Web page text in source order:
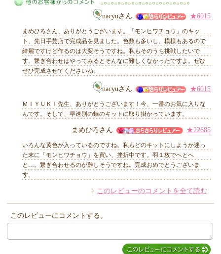
MIYUKI先生からのコメント
他のお客様からのコメント
nacyuさん ★6015
まめひろさん、ありがとうございます。「モンヒワチョウ」のキッ
ト、先日手芸店で完成品を見ました。色数も多いし、模様もあるので
綺麗ですけど作るのは大変そうですね。私もそのうち挑戦したいで
す。繋ぎ合わせはやってみるとそんなに難しくなかったですよ。ぜひ
ぜひ完成させてくださいね。
nacyuさん ★6015
ＭＩＹＵＫＩ先生、ありがとうございます！今、一番のお気に入りな
んです。そして、早速別の蝶のキットに取り掛かっています。
まめひろさん ★22685
いろんな黄色が入っているのですね。私もどのキットにしようか迷っ
た末に「モンヒワチョウ」を買い、挫折中です。羽１枚でへとへ
と…。繋ぎ合わせるのが難しそうですね。完成おめでとうございま
す。
このレビューのコメントを全て読む
このレビューにコメントする。